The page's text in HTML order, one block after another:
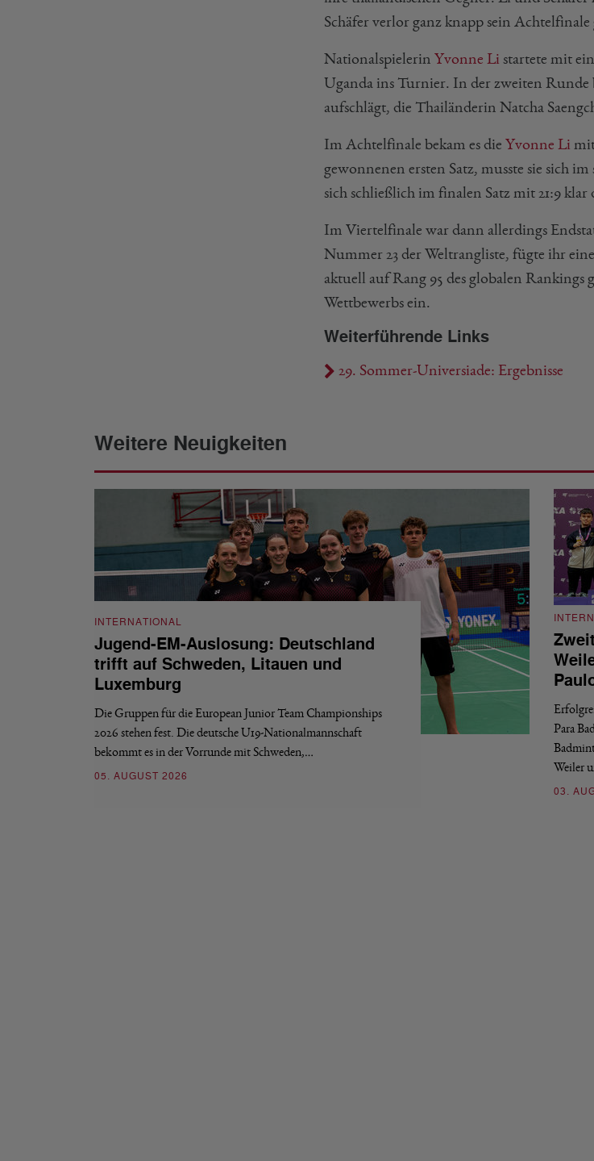
Schäfer verlor ganz knapp sein Achtelfinale
Nationalspielerin Yvonne Li startete mit
Uganda ins Turnier. In der zweiten Runde
aufschlägt, die Thailänderin Natcha
Im Achtelfinale bekam es die Yvonne Li
gewonnenen ersten Satz, musste sie sich
sich schließlich im finalen Satz mit 21:9 klar
Im Viertelfinale war dann allerdings
Nummer 23 der Weltrangliste, fügte ihr
aktuell auf Rang 95 des globalen Rankings
Wettbewerbs ein.
Weiterführende Links
29. Sommer-Universiade: Ergebnisse
Weitere Neuigkeiten
INTERNATIONAL
Jugend-EM-Auslosung: Deutschland
trifft auf Schweden, Litauen und
Luxemburg
Die Gruppen für die European Junior Team Championships
2026 stehen fest. Die deutsche U19-Nationalmannschaft
bekommt es in der Vorrunde mit Schweden,…
05. AUGUST 2026
Para
Weiler
03.